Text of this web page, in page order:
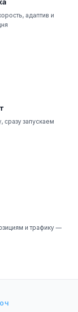
адаптив и
сразу запускаем
и трафику —